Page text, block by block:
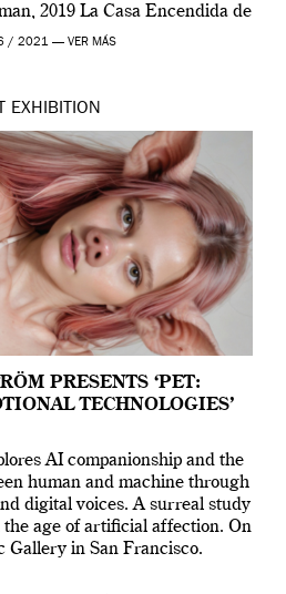
2019 La Casa Encendida de
la Wellcome […]
/ 2021 — VER MÁS
EXHIBITION
PRESENTS ‘PET:
TECHNOLOGIES’
AI companionship and the
human and machine through
digital voices. A surreal study
age of artificial affection. On
Gallery in San Francisco.